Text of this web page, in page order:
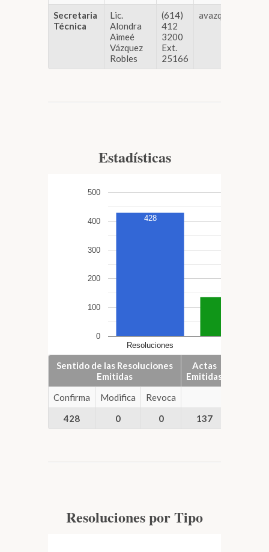
Secretaria
Técnica
Lic.
Alondra
Aimeé
Vázquez
Robles
(614)
412
3200
Ext.
25166
Estadísticas
Resoluciones
0
100
200
300
400
500
428
Sentido de las Resoluciones
Emitidas
Actas
Emitidas
Confirma
Modifica
Revoca
428
0 0 137
Resoluciones por Tipo